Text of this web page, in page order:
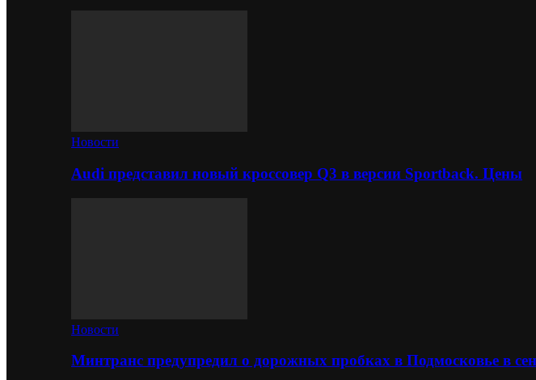
Новости
Audi представил новый кроссовер Q3 в версии Sportback. Цены
Новости
Минтранс предупредил о дорожных пробках в Подмосковье в